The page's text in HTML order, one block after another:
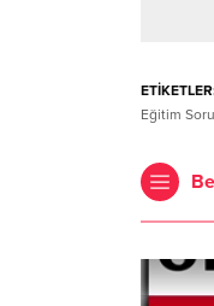
Eğitim